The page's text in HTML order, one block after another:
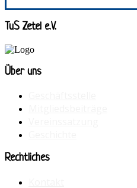
TuS Zetel e.V.
Über uns
Rechtliches